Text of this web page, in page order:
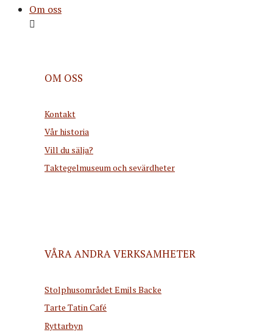
Om oss
OM OSS
Kontakt
Vår historia
Vill du sälja?
Taktegelmuseum och sevärdheter
VÅRA ANDRA VERKSAMHETER
Stolphusområdet Emils Backe
Tarte Tatin Café
Ryttarbyn